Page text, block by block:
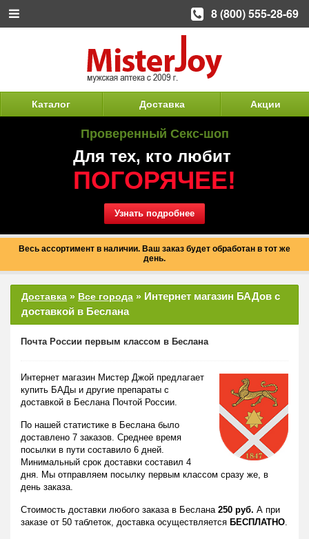
Каталог Доставка Акции
Проверенный Секс-шоп
Для тех, кто любит
ПОГОРЯЧЕЕ!
Узнать подробнее
Весь ассортимент в наличии. Ваш заказ будет обработан в тот же
день.
Доставка » Все города » Интернет магазин БАДов с
доставкой в Беслана
Почта России первым классом в Беслана
Интернет магазин Мистер Джой предлагает
купить БАДы и другие препараты с
доставкой в Беслана Почтой России.
По нашей статистике в Беслана было
доставлено 7 заказов. Среднее время
посылки в пути составило 6 дней.
Минимальный срок доставки составил 4
дня. Мы отправляем посылку первым классом сразу же, в
день заказа.
Стоимость доставки любого заказа в Беслана 250 руб. А при
заказе от 50 таблеток, доставка осуществляется БЕСПЛАТНО.
8 (800) 555-28-69